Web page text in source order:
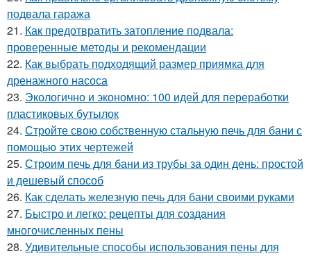
подвала гаража
21. Как предотвратить затопление подвала:
проверенные методы и рекомендации
22. Как выбрать подходящий размер приямка для
дренажного насоса
23. Экологично и экономно: 100 идей для переработки
пластиковых бутылок
24. Стройте свою собственную стальную печь для бани с
помощью этих чертежей
25. Строим печь для бани из трубы за один день: простой
и дешевый способ
26. Как сделать железную печь для бани своими руками
27. Быстро и легко: рецепты для создания
многочисленных пены
28. Удивительные способы использования пены для